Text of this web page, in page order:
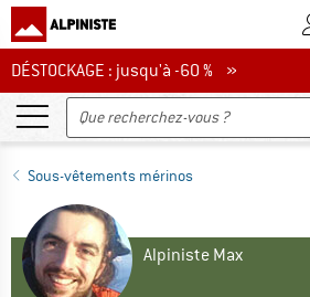
DÉSTOCKAGE : jusqu'à -60 %
DÉSTOCKAGE : jusqu'à -60 % »
Sous-vêtements mérinos
Alpiniste Max